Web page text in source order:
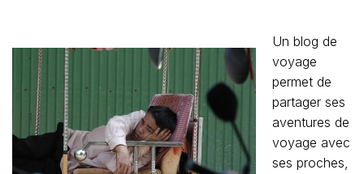
Un blog de
voyage
permet de
partager ses
aventures de
voyage avec
ses proches,